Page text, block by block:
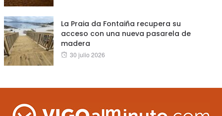
La Praia da Fontaiña recupera su
acceso con una nueva pasarela de
madera
Posted
30 julio 2026